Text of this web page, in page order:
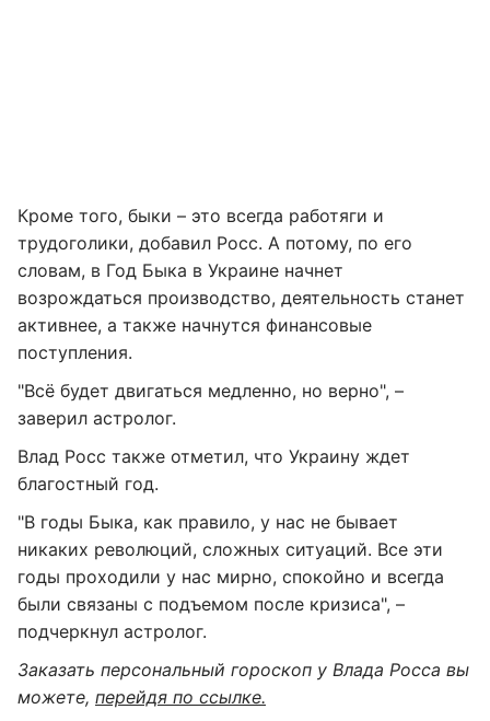
Кроме того, быки – это всегда работяги и
трудоголики, добавил Росс. А потому, по его
словам, в Год Быка в Украине начнет
возрождаться производство, деятельность станет
активнее, а также начнутся финансовые
поступления.
"Всё будет двигаться медленно, но верно", –
заверил астролог.
Влад Росс также отметил, что Украину ждет
благостный год.
"В годы Быка, как правило, у нас не бывает
никаких революций, сложных ситуаций. Все эти
годы проходили у нас мирно, спокойно и всегда
были связаны с подъемом после кризиса", –
подчеркнул астролог.
Заказать персональный гороскоп у Влада Росса вы
можете, перейдя по ссылке.